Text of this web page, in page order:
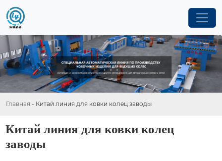
Главная - Китай линия для ковки колец заводы
Китай линия для ковки колец
заводы